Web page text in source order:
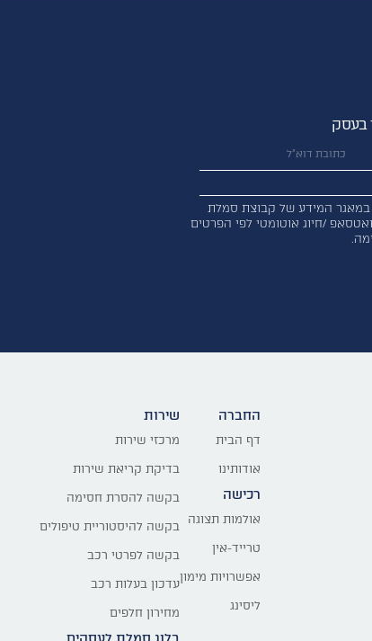
בעסק
המידע של קבוצת סמלת
/חיוג אוטומטי לפי הפרטים
החברה
דף הבית
אודותינו
רכישה
אולמות תצוגה
טרייד-אין
אפשרויות מימון
ליסינג
שירות
מרכזי שירות
בדיקת קריאת שירות
בקשה להסרת חסימה
בקשה להיסטוריית טיפולים
בקשה לפרטי רכב
עדכון בעלות רכב
מחירון חלפים